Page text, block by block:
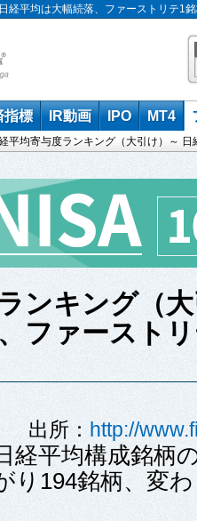
経平均は大幅続落、ファーストリテ1
指標 IR動画 IPO MT4
平均寄与度ランキング（大引け）～
ンキング（
ファースト
出所： http://
経平均構成銘柄
り194銘柄、変